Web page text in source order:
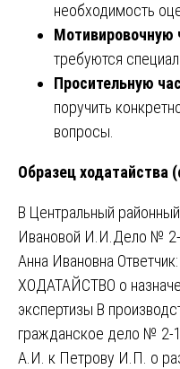
необходимость
Мотивировочную
требуются
Просительную
поручить
вопросы.
Образец ходатайства
В Центральный
Ивановой И.И.Дело №
Анна Ивановна
ХОДАТАЙСТВО о
экспертизы В
гражданское дело № 2-
А.И. к Петрову И.П. о